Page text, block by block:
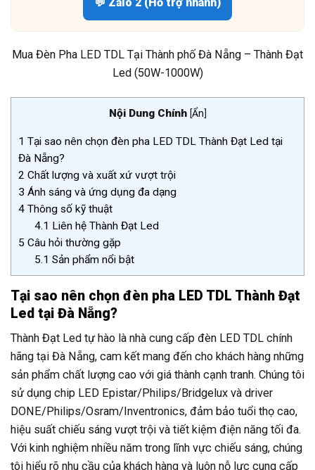
Mua Đèn Pha LED TDL Tại Thành phố Đà Nẵng – Thành Đạt
Led (50W-1000W)
Nội Dung Chính [Ẩn]
1 Tại sao nên chọn đèn pha LED TDL Thành Đạt Led tại
Đà Nẵng?
2 Chất lượng và xuất xứ vượt trội
3 Ánh sáng và ứng dụng đa dạng
4 Thông số kỹ thuật
4.1 Liên hệ Thành Đạt Led
5 Câu hỏi thường gặp
5.1 Sản phẩm nổi bật
Tại sao nên chọn đèn pha LED TDL Thành Đạt
Led tại Đà Nẵng?
Thành Đạt Led tự hào là nhà cung cấp đèn LED TDL chính
hãng tại Đà Nẵng, cam kết mang đến cho khách hàng những
sản phẩm chất lượng cao với giá thành cạnh tranh. Chúng tôi
sử dụng chip LED Epistar/Philips/Bridgelux và driver
DONE/Philips/Osram/Inventronics, đảm bảo tuổi thọ cao,
hiệu suất chiếu sáng vượt trội và tiết kiệm điện năng tối đa.
Với kinh nghiệm nhiều năm trong lĩnh vực chiếu sáng, chúng
tôi hiểu rõ nhu cầu của khách hàng và luôn nỗ lực cung cấp